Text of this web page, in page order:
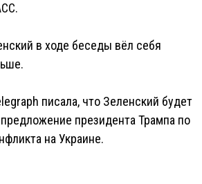
в ходе беседы вёл себя
писала, что Зеленский будет
президента Трампа по
на Украине.